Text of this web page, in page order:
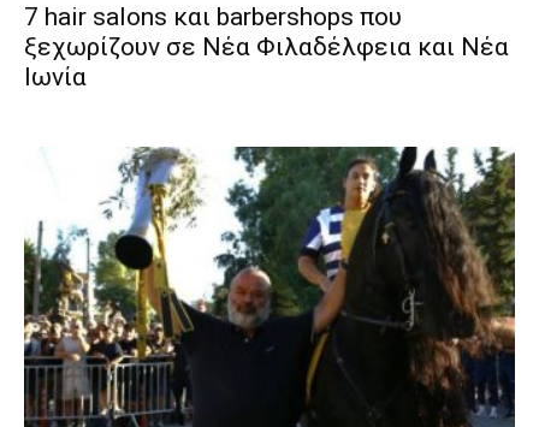
7 hair salons και barbershops που
ξεχωρίζουν σε Νέα Φιλαδέλφεια και Νέα
Ιωνία